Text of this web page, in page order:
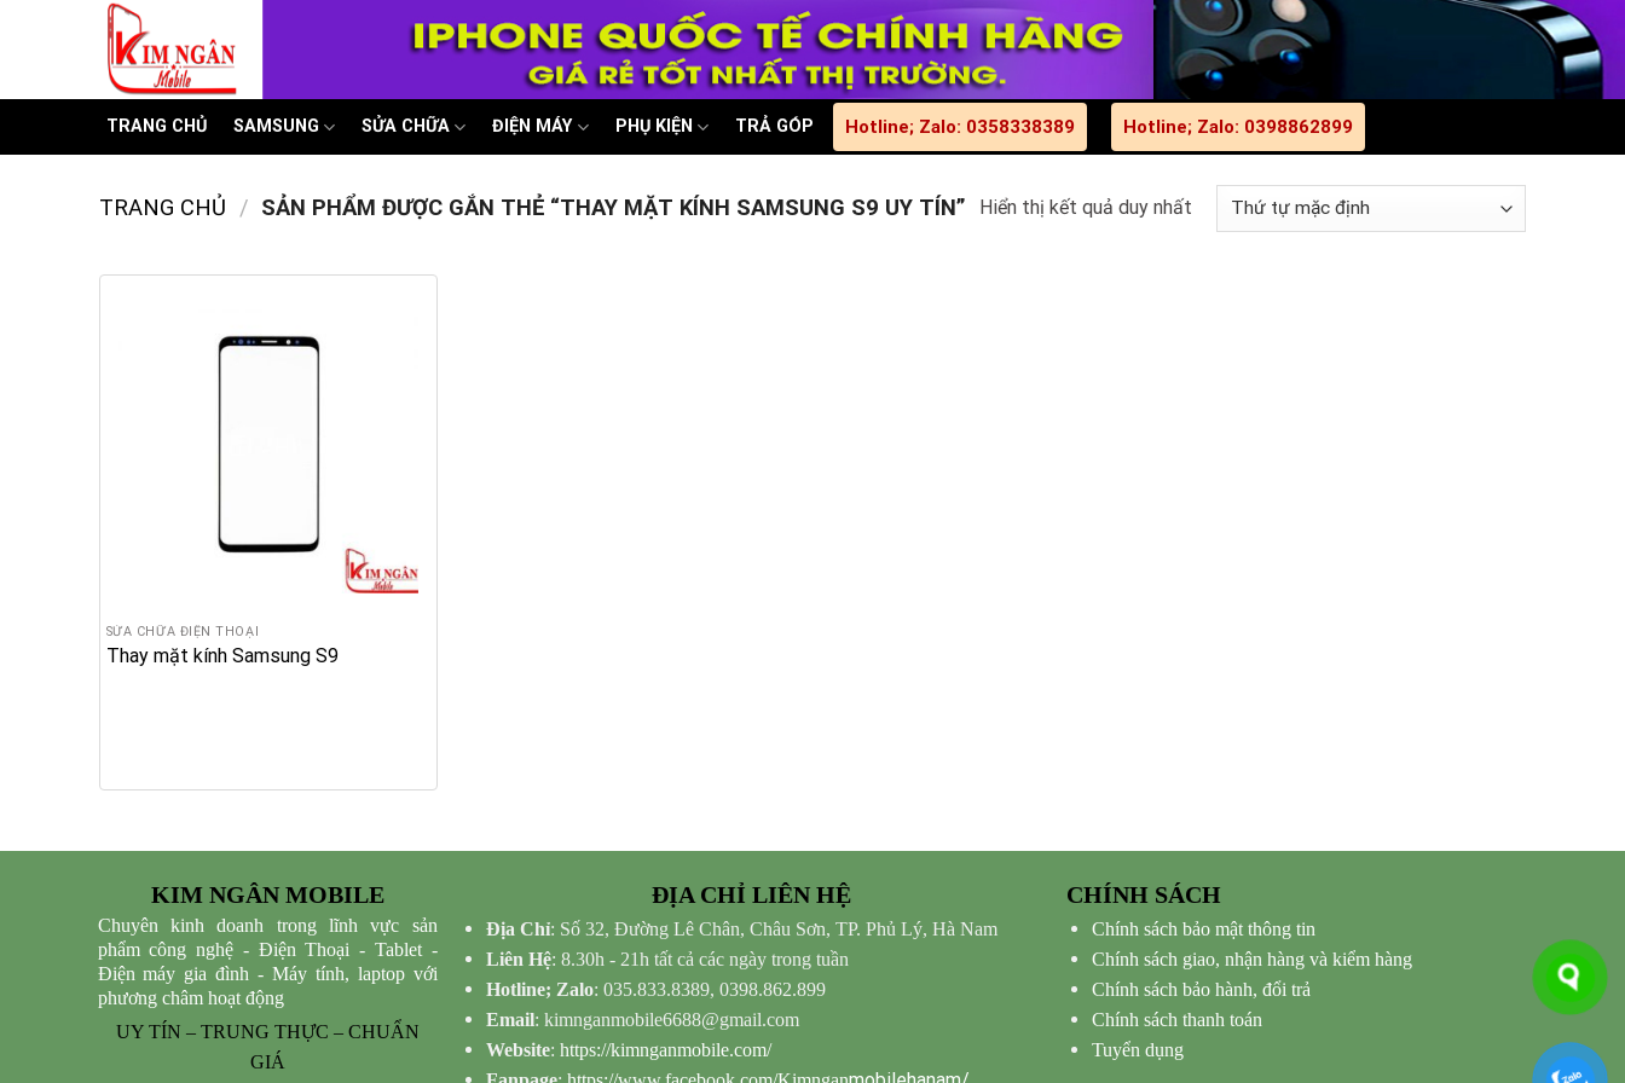
TRANG CHỦ SAMSUNG SỬA CHỮA ĐIỆN MÁY PHỤ KIỆN TRẢ GÓP Hotline; Zalo: 0358338389 Hotline; Zalo: 0398862899
TRANG CHỦ / SẢN PHẨM ĐƯỢC GẮN THẺ “THAY MẶT KÍNH SAMSUNG S9 UY TÍN” Hiển thị kết quả duy nhất
SỬA CHỮA ĐIỆN THOẠI
Thay mặt kính Samsung S9
KIM NGÂN MOBILE
Chuyên kinh doanh trong lĩnh vực sản
phẩm công nghệ - Điện Thoại - Tablet -
Điện máy gia đình - Máy tính, laptop với
phương châm hoạt động
UY TÍN – TRUNG THỰC – CHUẨN
GIÁ
ĐỊA CHỈ LIÊN HỆ
Địa Chỉ: Số 32, Đường Lê Chân, Châu Sơn, TP. Phủ Lý, Hà Nam
Liên Hệ: 8.30h - 21h tất cả các ngày trong tuần
Hotline; Zalo: 035.833.8389, 0398.862.899
Email: kimnganmobile6688@gmail.com
Website: https://kimnganmobile.com/
CHÍNH SÁCH
Chính sách bảo mật thông tin
Chính sách giao, nhận hàng và kiểm hàng
Chính sách bảo hành, đổi trả
Chính sách thanh toán
Tuyển dụng